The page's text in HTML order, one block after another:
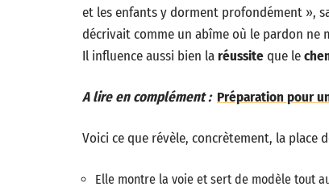
et les enfants y dorment profondément »,
décrivait comme un abîme où le pardon ne
Il influence aussi bien laréussiteque le
A lire en complément : Préparation pour
Voici ce que révèle, concrètement, la place
Elle montre la voie et sert de modèle tout